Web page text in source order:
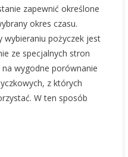
zapewnić określone
okres czasu.
wybieraniu pożyczek jest
ze specjalnych stron
wygodne porównanie
z których
W ten sposób